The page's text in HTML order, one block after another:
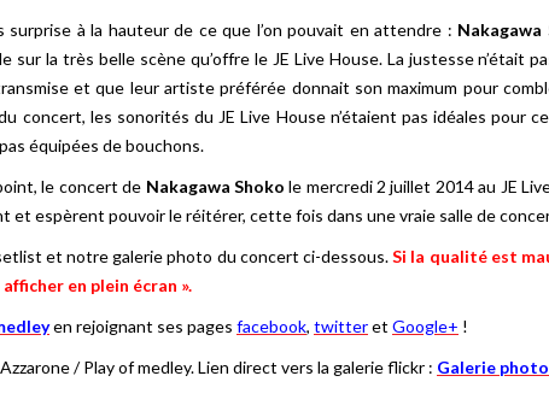
surprise à la hauteur de ce que l’on pouvait en attendre : Nakagawa
sur la très belle scène qu’offre le JE Live House. La justesse n’était
et que leur artiste préférée donnait son maximum pour
concert, les sonorités du JE Live House n’étaient pas idéales pour
équipées de bouchons.
le concert de Nakagawa Shoko le mercredi 2 juillet 2014 au JE
et espèrent pouvoir le réitérer, cette fois dans une vraie salle de
et notre galerie photo du concert ci-dessous.Si la qualité est
en plein écran ».
en rejoignant ses pages facebook, twitteret Google+ !
/ Play of medley. Lien direct vers la galerie flickr : Galerie photo